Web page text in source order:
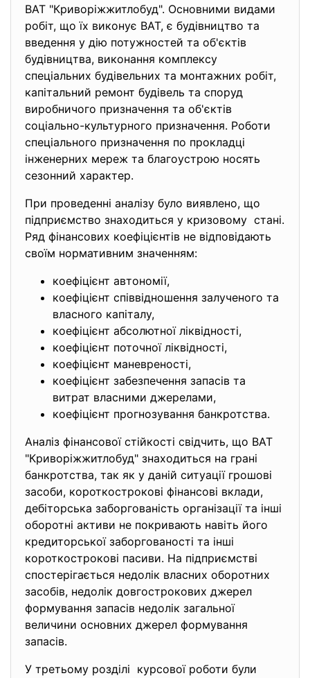
ВАТ "Криворiжжитлобуд". Основними видами
робiт, що їх виконує ВАТ, є будiвництво та
введення у дiю потужностей та об'єктiв
будiвництва, виконання комплексу
спецiальних будiвельних та монтажних робiт,
капiтальний ремонт будiвель та споруд
виробничого призначення та об'єктiв
соцiально-культурного призначення. Роботи
спецiального призначення по прокладцi
iнженерних мереж та благоустрою носять
сезонний характер.
При проведенні аналізу було виявлено, що
підприємство знаходиться у кризовому стані.
Ряд фінансових коефіцієнтів не відповідають
своїм нормативним значенням:
коефіцієнт автономії,
коефіцієнт співвідношення залученого та
власного капіталу,
коефіцієнт абсолютної ліквідності,
коефіцієнт поточної ліквідності,
коефіцієнт маневреності,
коефіцієнт забезпечення запасів та
витрат власними джерелами,
коефіцієнт прогнозування банкротства.
Аналіз фінансової стійкості свідчить, що ВАТ
"Криворiжжитлобуд" знаходиться на грані
банкротства, так як у даній ситуації грошові
засоби, короткострокові фінансові вклади,
дебіторська заборгованість організації та інші
оборотні активи не покривають навіть його
кредиторської заборгованості та інші
короткострокові пасиви. На підприємстві
спостерігається недолік власних оборотних
засобів, недолік довгострокових джерел
формування запасів недолік загальної
величини основних джерел формування
запасів.
У третьому розділі курсової роботи були